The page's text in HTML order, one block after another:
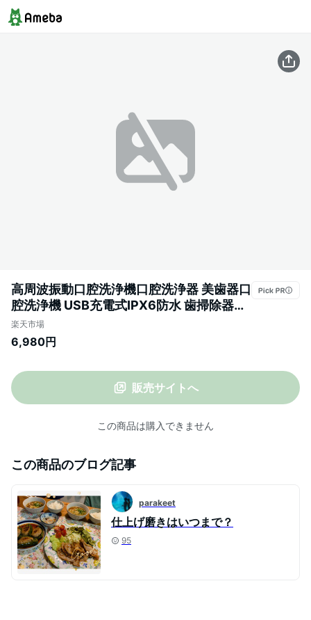
高周波振動口腔洗浄機口腔洗浄器 美歯器口
腔洗浄機 USB充電式IPX6防水 歯掃除器歯
のケア歯茎ケアー 歯間 歯垢洗浄 口臭防止
ジェットウォッシャー ウォーターフロス
浄 口臭防止 口腔 ケア 歯間ポ プレゼント
楽天市場
6,980円
販売サイトへ
この商品は購入できません
この商品のブログ記事
parakeet
仕上げ磨きはいつまで？
95